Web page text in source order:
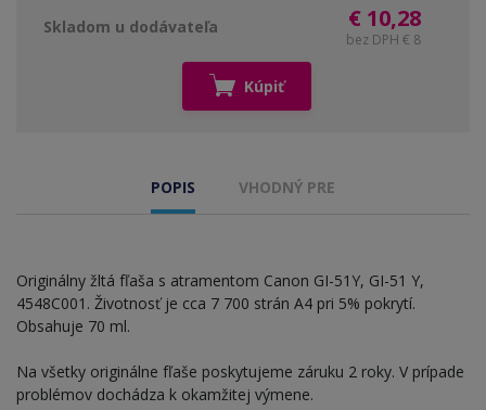
Skladom u dodávateľa € 10,28
bez DPH € 8
Kúpiť
POPIS VHODNÝ PRE
Originálny žltá fľaša s atramentom Canon GI-51Y, GI-51 Y,
4548C001. Životnosť je cca 7 700 strán A4 pri 5% pokrytí.
Obsahuje 70 ml.
Na všetky originálne fľaše poskytujeme záruku 2 roky. V prípade
problémov dochádza k okamžitej výmene.